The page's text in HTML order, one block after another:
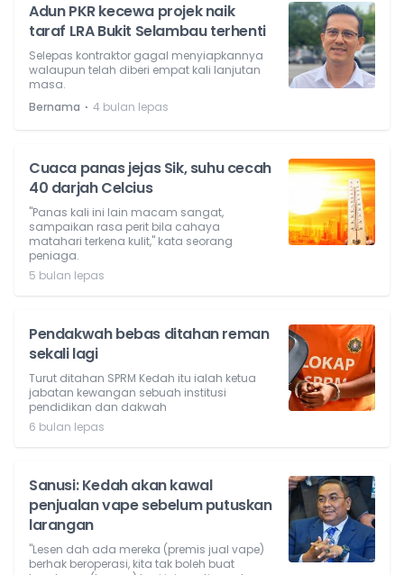
Adun PKR kecewa projek naik
taraf LRA Bukit Selambau terhenti
Selepas kontraktor gagal menyiapkannya
walaupun telah diberi empat kali lanjutan
masa.
Bernama ⋅ 4 bulan lepas
Cuaca panas jejas Sik, suhu cecah
40 darjah Celcius
"Panas kali ini lain macam sangat,
sampaikan rasa perit bila cahaya
matahari terkena kulit," kata seorang
peniaga.
5 bulan lepas
Pendakwah bebas ditahan reman
sekali lagi
Turut ditahan SPRM Kedah itu ialah ketua
jabatan kewangan sebuah institusi
pendidikan dan dakwah
6 bulan lepas
Sanusi: Kedah akan kawal
penjualan vape sebelum putuskan
larangan
"Lesen dah ada mereka (premis jual vape)
berhak beroperasi, kita tak boleh buat